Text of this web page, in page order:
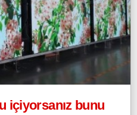
içiyorsanız bunu